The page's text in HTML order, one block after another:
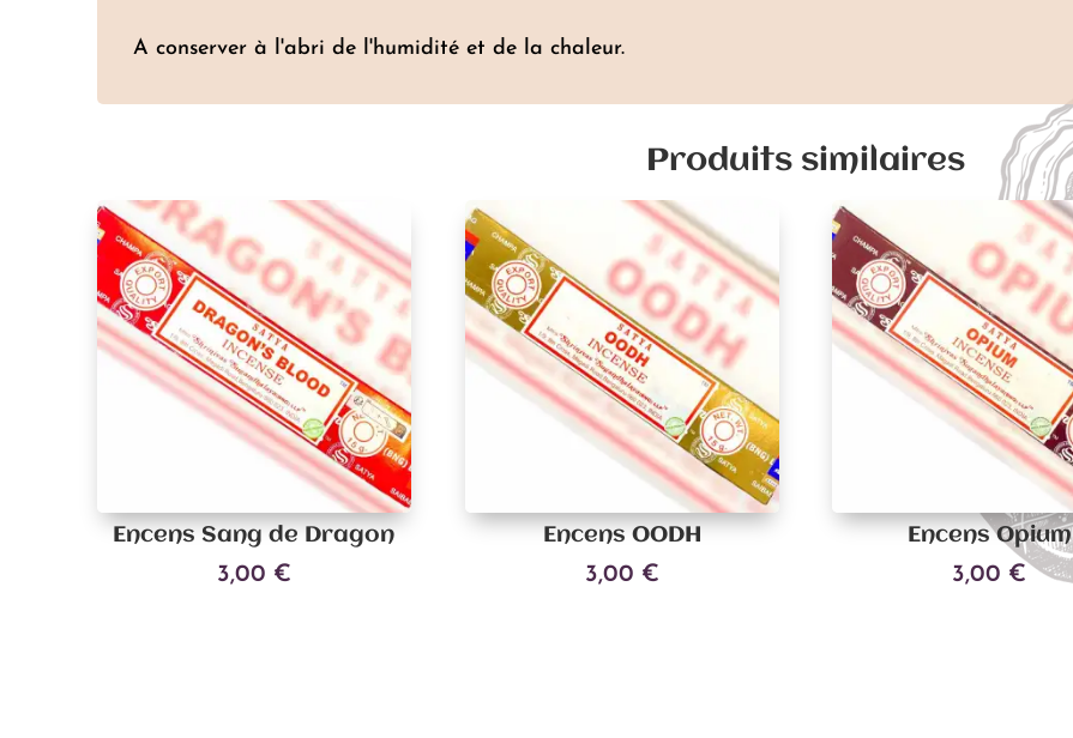
A conserver à l'abri de l'humidité et de la chaleur.
Produits similaires
Encens Sang de Dragon
3,00 €
Encens OODH
3,00 €
Encens Opium
3,00 €